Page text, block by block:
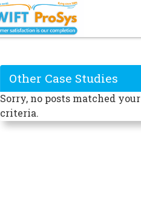
Other Case Studies
Sorry, no posts matched your
criteria.